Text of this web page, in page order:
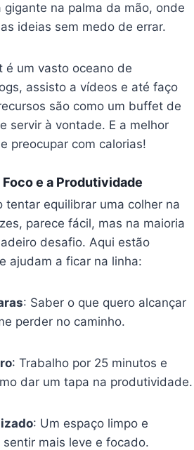
gigante na palma da mão, onde
ideias sem medo de errar.
é um vasto oceano de
assisto a vídeos e até faço
são como um buffet de
servir à vontade. E a melhor
preocupar com calorias!
e a Produtividade
tentar equilibrar uma colher na
parece fácil, mas na maioria
desafio. Aqui estão
ajudam a ficar na linha:
: Saber o que quero alcançar
perder no caminho.
: Trabalho por 25 minutos e
dar um tapa na produtividade.
: Um espaço limpo e
mais leve e focado.